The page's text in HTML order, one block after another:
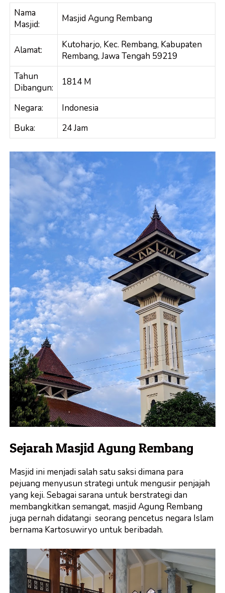
Nama
Masjid:
Masjid Agung Rembang
Alamat:
Kutoharjo, Kec. Rembang, Kabupaten
Rembang, Jawa Tengah 59219
Tahun
Dibangun:
1814 M
Negara:
Indonesia
Buka:
24 Jam
Sejarah Masjid Agung Rembang
Masjid ini menjadi salah satu saksi dimana para
pejuang menyusun strategi untuk mengusir penjajah
yang keji. Sebagai sarana untuk berstrategi dan
membangkitkan semangat, masjid Agung Rembang
juga pernah didatangi seorang pencetus negara Islam
bernama Kartosuwiryo untuk beribadah.